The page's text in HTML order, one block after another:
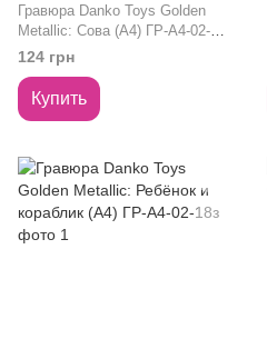
Гравюра Danko Toys Golden
Metallic: Сова (А4) ГР-А4-02-
15з
124 грн
Купить